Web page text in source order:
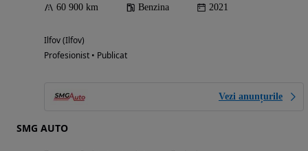
60 900 km Benzina 2021
Ilfov (Ilfov)
Profesionist • Publicat
Vezi anunțurile
SMG AUTO